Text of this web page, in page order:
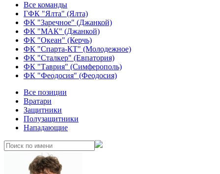
Все команды
ГФК "Ялта" (Ялта)
ФК "Заречное" (Джанкой)
ФК "МАК" (Джанкой)
ФК "Океан" (Керчь)
ФК "Спарта-КТ" (Молодежное)
ФК "Сталкер" (Евпатория)
ФК "Таврия" (Симферополь)
ФК "Феодосия" (Феодосия)
Все позиции
Вратари
Защитники
Полузащитники
Нападающие